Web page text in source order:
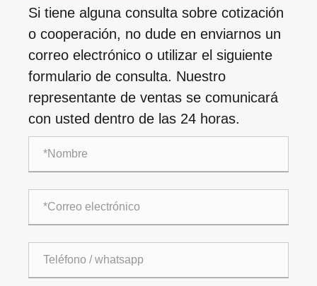
Si tiene alguna consulta sobre cotización
o cooperación, no dude en enviarnos un
correo electrónico o utilizar el siguiente
formulario de consulta. Nuestro
representante de ventas se comunicará
con usted dentro de las 24 horas.